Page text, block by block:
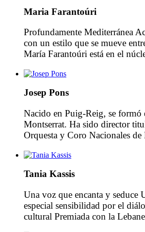
con varios directores clave y
repertorio […]
Maria Farantoúri
Profundamente Mediterránea
con un estilo que se mueve
María Farantoúri está en el
cantante de renombre
Mikis Theodorákis y Manos
Farantoúri tuvo un […]
Josep Pons
Nacido en Puig-Reig, se formó
Montserrat. Ha sido director
Orquesta y Coro Nacionales de
Orquesta Ciudad de Granada
fundador y director artístico de
Cambra Teatre Lliure (1985-
(1993-2001). […]
Tania Kassis
Una voz que encanta y seduce
especial sensibilidad por el
cultural Premiada con la